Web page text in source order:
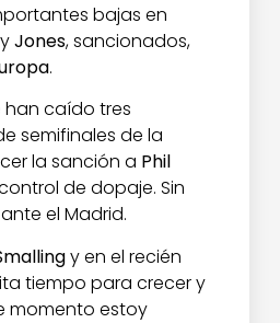
bajas en
yJones, sancionados,
.
han caído tres
semifinales de la
la sanción a Phil
de dopaje. Sin
el Madrid.
y en el recién
tiempo para crecer y
momento estoy